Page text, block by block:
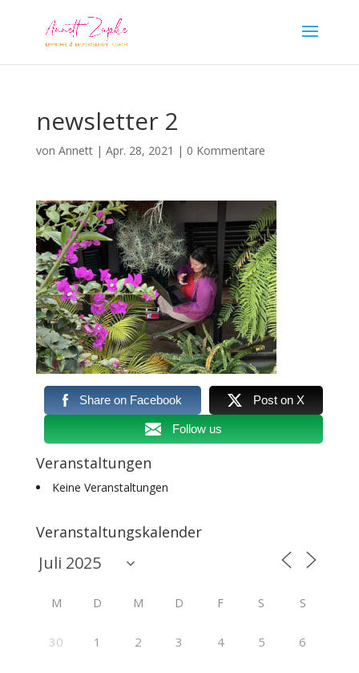
newsletter 2
von Annett| Apr. 28, 2021 | 0 Kommentare
Share on Facebook Post on X
Follow us
Veranstaltungen
Keine Veranstaltungen
Veranstaltungskalender
M D M D F S S
30 1 2 3 4 5 6